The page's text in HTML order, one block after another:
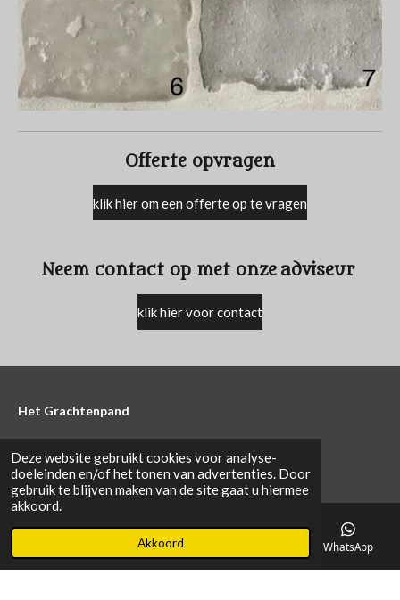
Deze website gebruikt cookies voor analyse-
doeleinden en/of het tonen van advertenties. Door
gebruik te blijven maken van de site gaat u hiermee
akkoord.
Akkoord
Offerte opvragen
klik hier om een offerte op te vragen
Neem contact op met onze adviseur
klik hier voor contact
Het Grachtenpand
Anthonie van Diemenstraat 8b
4104 AE Culemborg
Tel : 0655748123
info@oldstones.nl
Algemene voorwaarden Raw Stones
Telefoonnummer WhatsApp